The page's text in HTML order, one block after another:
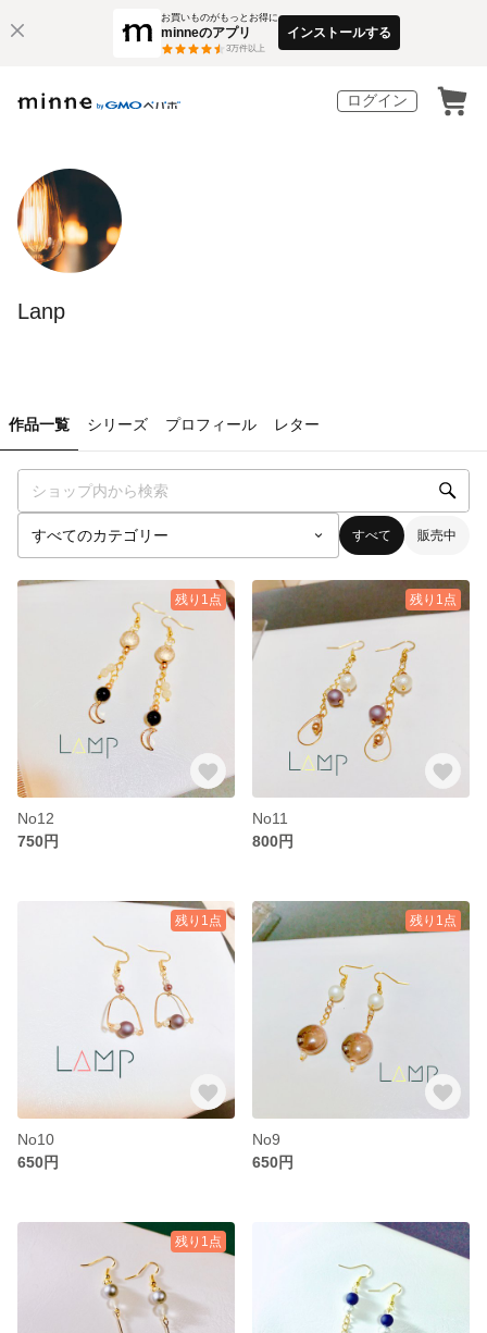
お買いものがもっとお得に
minneのアプリ
3万件以上
インストールする
ログイン
Lanp
作品一覧 シリーズ プロフィール レター
すべて 販売中
残り1点
No12
750円
残り1点
No11
800円
残り1点
No10
650円
残り1点
No9
650円
残り1点